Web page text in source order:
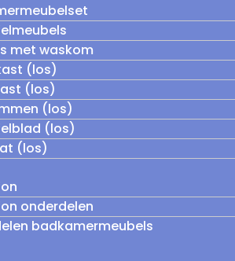
met waskom
(los)
(los)
(los)
(los)
(los)
onderdelen
badkamermeubels